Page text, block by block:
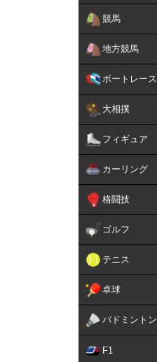
競馬
地方競馬
ボートレース
大相撲
フィギュア
カーリング
格闘技
ゴルフ
テニス
卓球
バドミントン
F1